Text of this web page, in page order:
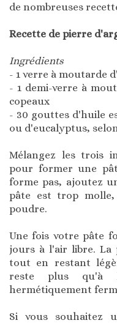
de nombreuses
Recette de pierre
Ingrédients
- 1 verre à moutarde
- 1 demi-verre à
copeaux
- 30 gouttes d'huile
ou d'eucalyptus,
Mélangez les trois
pour former une
forme pas, ajoutez
pâte est trop
poudre.
Une fois votre pâte
jours à l'air libre. La
tout en restant
reste plus qu'à
hermétiquement
Si vous souhaitez